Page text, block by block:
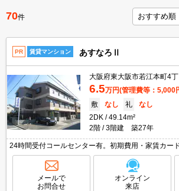
TOP
70件
PR 賃貸マンション あすなろⅡ
大阪府東大阪市若江本町4丁
6.5万円(管理費等：5,000
敷
なし 礼
なし
2DK
49.14m²
2階
3階建 築27年
24時間受付コールセンター有。初期費用・家賃カー
者あり。洗面化粧台付き。クローゼット付。室内洗
家電はCGであり付いていません。
メールで
お問合せ
オンライン
来店